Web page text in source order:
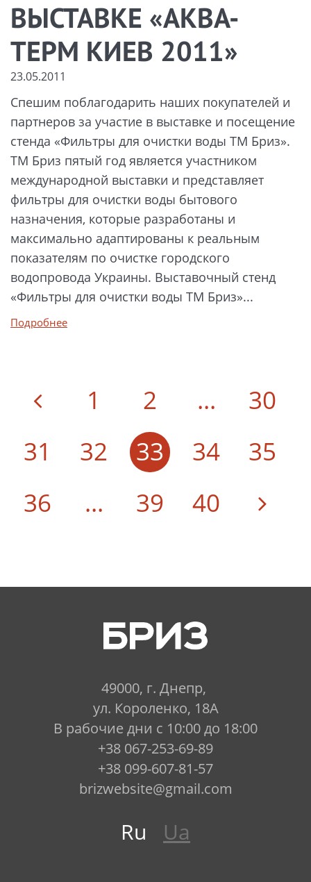
ВЫСТАВКЕ «АКВА-
ТЕРМ КИЕВ 2011»
23.05.2011
Спешим поблагодарить наших покупателей и
партнеров за участие в выставке и посещение
стенда «Фильтры для очистки воды ТМ Бриз».
ТМ Бриз пятый год является участником
международной выставки и представляет
фильтры для очистки воды бытового
назначения, которые разработаны и
максимально адаптированы к реальным
показателям по очистке городского
водопровода Украины. Выставочный стенд
«Фильтры для очистки воды ТМ Бриз»...
Подробнее
1 2 ...
30
31
32 33 34
35
36
... 39 40
49000, г. Днепр,
ул. Короленко, 18А
В рабочие дни с 10:00 до 18:00
+38 067-253-69-89
+38 099-607-81-57
brizwebsite@gmail.com
Ru Ua